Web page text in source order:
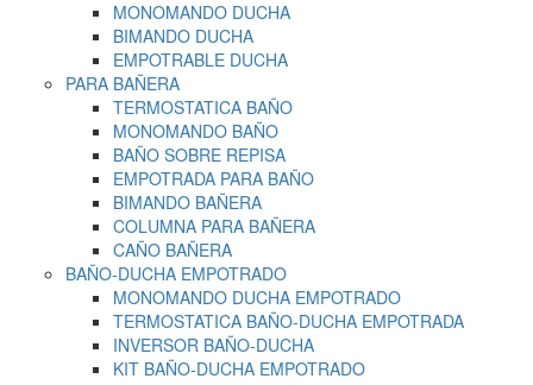
MONOMANDO DUCHA
BIMANDO DUCHA
EMPOTRABLE DUCHA
PARA BAÑERA
TERMOSTATICA BAÑO
MONOMANDO BAÑO
BAÑO SOBRE REPISA
EMPOTRADA PARA BAÑO
BIMANDO BAÑERA
COLUMNA PARA BAÑERA
CAÑO BAÑERA
BAÑO-DUCHA EMPOTRADO
MONOMANDO DUCHA EMPOTRADO
TERMOSTATICA BAÑO-DUCHA EMPOTRADA
INVERSOR BAÑO-DUCHA
KIT BAÑO-DUCHA EMPOTRADO